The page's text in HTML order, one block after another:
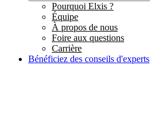
Pourquoi Elxis ?
Équipe
À propos de nous
Foire aux questions
Carrière
Bénéficiez des conseils d'experts